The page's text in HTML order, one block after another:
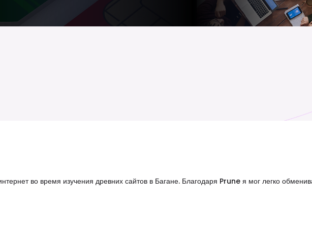
во время изучения древних сайтов в Багане. Благодаря Prune я мог легко